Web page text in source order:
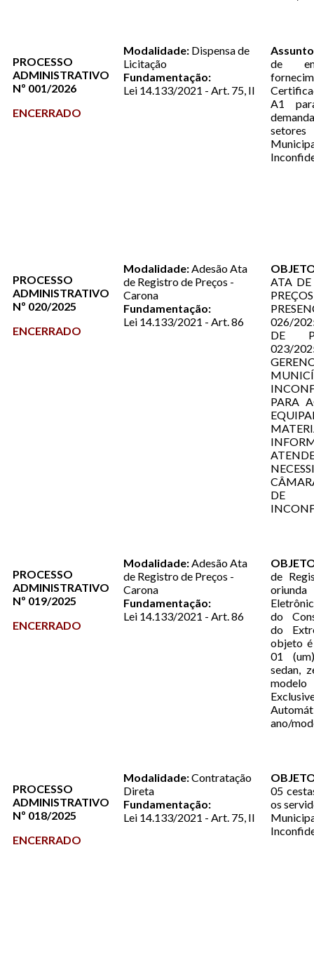
PROCESSO
ADMINISTRATIVO
Nº 001/2026
ENCERRADO
Modalidade: Dispensa de
Licitação
Fundamentação:
Lei 14.133/2021 - Art. 75, II
de
A1
PROCESSO
ADMINISTRATIVO
Nº 020/2025
ENCERRADO
Modalidade:Adesão Ata
de Registro de Preços -
Carona
Fundamentação:
Lei 14.133/2021 - Art. 86
ATA DE
026/
DE
023/
PARA
DE
PROCESSO
ADMINISTRATIVO
Nº 019/2025
ENCERRADO
Modalidade:Adesão Ata
de Registro de Preços -
Carona
Fundamentação:
Lei 14.133/2021 - Art. 86
de
do
do
objeto
01
sedan,
ano/
PROCESSO
ADMINISTRATIVO
Nº 018/2025
ENCERRADO
Modalidade:Contratação
Direta
Fundamentação:
Lei 14.133/2021 - Art. 75, II
05
os